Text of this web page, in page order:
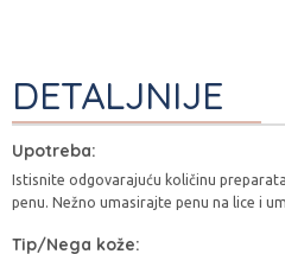
DETALJNIJE
Upotreba:
Istisnite odgovarajuću količinu
penu. Nežno umasirajte penu na lice i
Tip/Nega kože: